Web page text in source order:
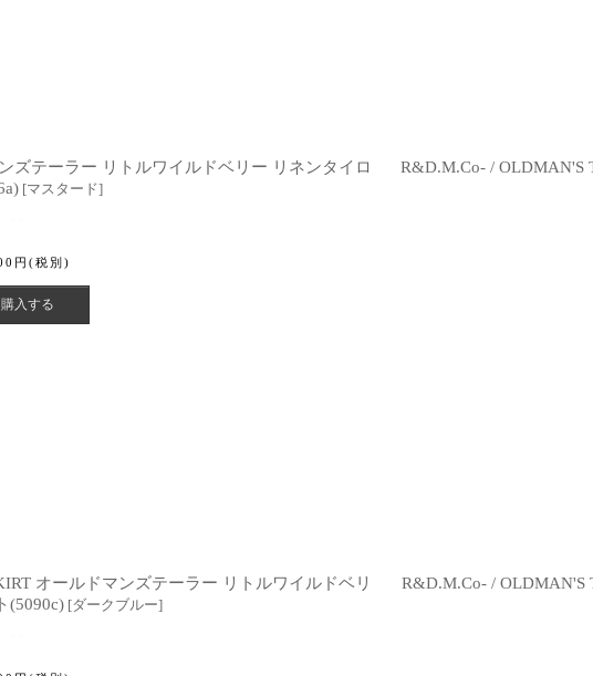
ズテーラー リトルワイルドベリー リネンタイロ
[マスタード]
円 (税別)
購入する
R&D.M.Co- / OLDMAN'S
オールドマンズテーラー リトルワイルドベリ
(5090c) [ダークブルー]
R&D.M.Co- / OLDMAN'S